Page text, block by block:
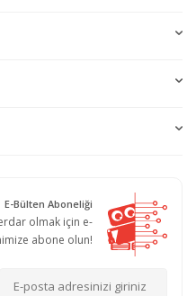
E-Bülten Aboneliği
olmak için e-
abone olun!